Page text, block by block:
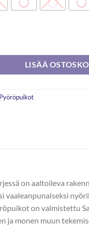
LISÄÄ
Pyöröpuikot
on aaltoileva
on valmistettu
ja monen muun